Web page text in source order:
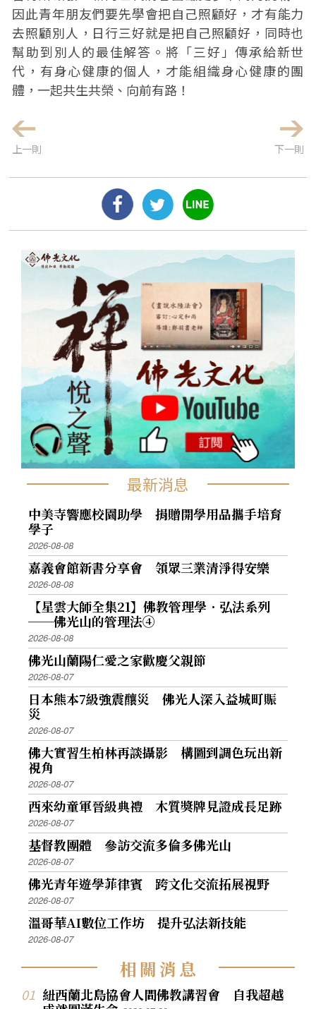
因此青年朋友們要先學會把自己照顧好，才有能力
去照顧別人，日行三好就是把自己照顧好，同時也
幫助到別人的最佳解答。將「三好」傳承給新世
代，有身心健康的個人，才能組織身心健康的團
體，一起共生共榮、向前有路！
上一則 下一則
最新消息
中美寺響應校園助學 捐贈開學用品攜手培育
學子
2026-08-08
嘉義會館新書分享會 領眾三業清淨得安樂
2026-08-08
【星雲大師全集21】佛教管理學．弘法系列
──佛光山的管理法④
2026-08-08
佛光山蘭陽仁愛之家歡慶父親節
2026-08-07
日本熊本7級強震釀災 佛光人深入益城町賑
災
2026-08-07
佛大實習生柏林再談攝影 構圖到調色玩出新
視角
2026-08-07
西來幼童軍晉級典禮 木質獎牌見證成長足跡
2026-08-07
基督教團體 參訪交流多倫多佛光山
2026-08-07
佛光青年遊學菲律賓 跨文化交流拓展視野
2026-08-07
溫哥華AI數位工作坊 提升弘法新技能
2026-08-07
相關消息
紐西蘭北島協會人間佛教講習會 自我超越